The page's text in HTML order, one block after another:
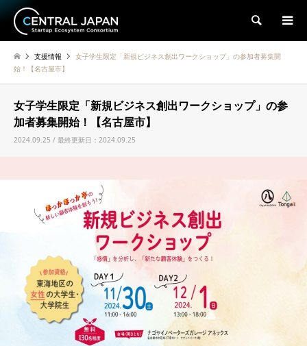
検索
支援情報
女子学生限定「新規ビジネス創出ワークショップ」の参加者募集開
始！【名古屋市】
女子学生限定「新規ビジネス創出ワークショップ」の参
加者募集開始！【名古屋市】
2024.09.25 / 最終更新日：2024.09.25